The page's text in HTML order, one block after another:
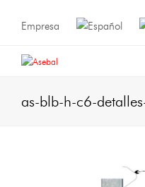
Empresa
as-blb-h-c6-